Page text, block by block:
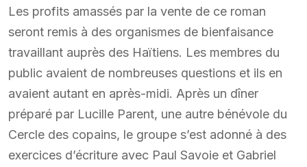
Les profits amassés par la vente de ce roman
seront remis à des organismes de bienfaisance
travaillant auprès des Haïtiens. Les membres du
public avaient de nombreuses questions et ils en
avaient autant en après-midi. Après un dîner
préparé par Lucille Parent, une autre bénévole du
Cercle des copains, le groupe s’est adonné à des
exercices d’écriture avec Paul Savoie et Gabriel